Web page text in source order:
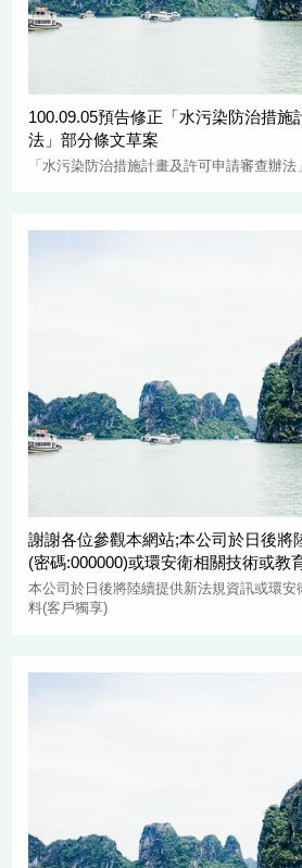
100.09.05預告修正「水污染防治措施
法」部分條文草案
「水污染防治措施計畫及許可申請審查辦
謝謝各位參觀本網站;本公司於日後將
(密碼:000000)或環安衛相關技術或教
本公司於日後將陸續提供新法規資訊或環安
料(客戶獨享)